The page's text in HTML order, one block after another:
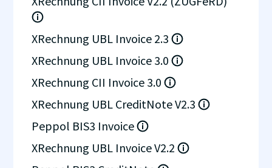
XRechnung UBL Invoice 2.3
XRechnung UBL Invoice 3.0
XRechnung CII Invoice 3.0
XRechnung UBL CreditNote V2.3
Peppol BIS3 Invoice
XRechnung UBL Invoice V2.2